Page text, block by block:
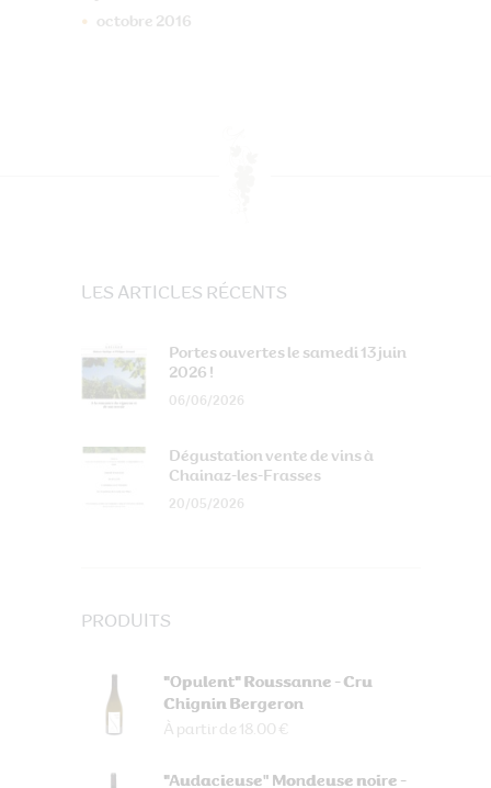
octobre 2016
LES ARTICLES RÉCENTS
Portes ouvertes le samedi 13 juin
2026 !
06/06/2026
Dégustation vente de vins à
Chainaz-les-Frasses
20/05/2026
PRODUITS
"Opulent" Roussanne - Cru
Chignin Bergeron
À partir de 18.00 €
"Audacieuse" Mondeuse noire -